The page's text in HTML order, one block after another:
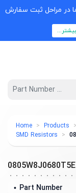
در مراحل ثبت سفارش
Home Products
SMD Resistors
0805W8J0680T5E
Part Number